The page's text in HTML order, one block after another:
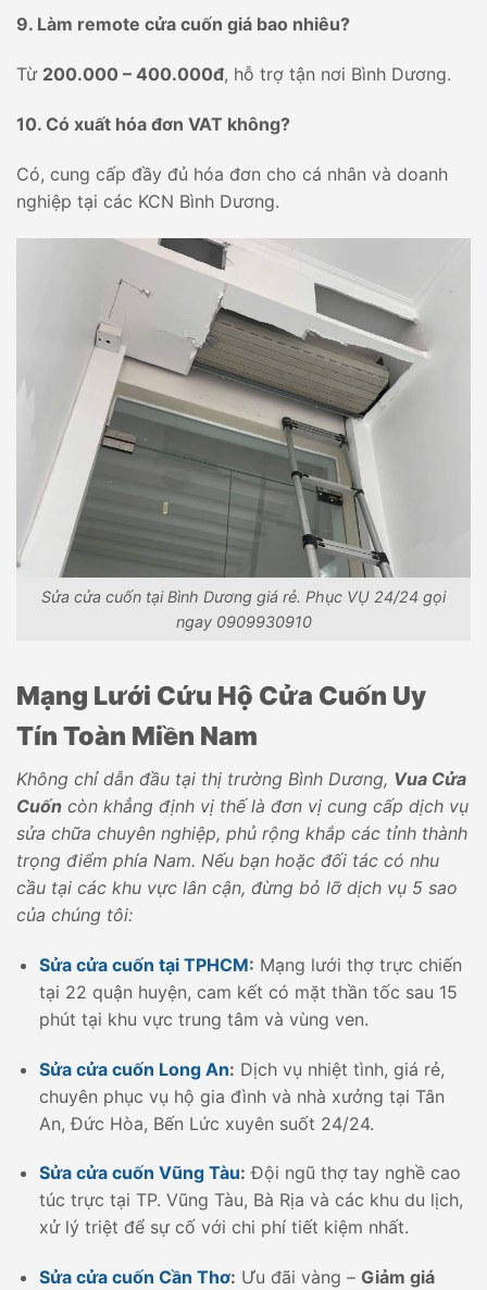
9. Làm remote cửa cuốn giá bao nhiêu?
Từ 200.000 – 400.000đ, hỗ trợ tận nơi Bình Dương.
10. Có xuất hóa đơn VAT không?
Có, cung cấp đầy đủ hóa đơn cho cá nhân và doanh
nghiệp tại các KCN Bình Dương.
Sửa cửa cuốn tại Bình Dương giá rẻ. Phục VỤ 24/24 gọi
ngay 0909930910
Mạng Lưới Cứu Hộ Cửa Cuốn Uy
Tín Toàn Miền Nam
Không chỉ dẫn đầu tại thị trường Bình Dương, Vua Cửa
Cuốn còn khẳng định vị thế là đơn vị cung cấp dịch vụ
sửa chữa chuyên nghiệp, phủ rộng khắp các tỉnh thành
trọng điểm phía Nam. Nếu bạn hoặc đối tác có nhu
cầu tại các khu vực lân cận, đừng bỏ lỡ dịch vụ 5 sao
của chúng tôi:
Sửa cửa cuốn tại TPHCM: Mạng lưới thợ trực chiến
tại 22 quận huyện, cam kết có mặt thần tốc sau 15
phút tại khu vực trung tâm và vùng ven.
Sửa cửa cuốn Long An: Dịch vụ nhiệt tình, giá rẻ,
chuyên phục vụ hộ gia đình và nhà xưởng tại Tân
An, Đức Hòa, Bến Lức xuyên suốt 24/24.
Sửa cửa cuốn Vũng Tàu: Đội ngũ thợ tay nghề cao
túc trực tại TP. Vũng Tàu, Bà Rịa và các khu du lịch,
xử lý triệt để sự cố với chi phí tiết kiệm nhất.
Sửa cửa cuốn Cần Thơ: Ưu đãi vàng – Giảm giá